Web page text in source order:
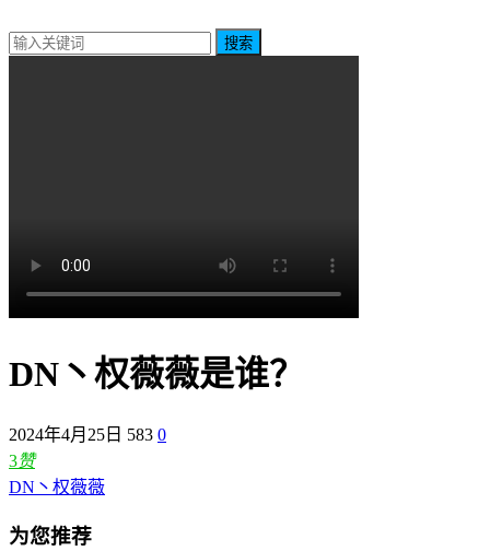
搜索
DN丶权薇薇是谁？
2024年4月25日 583 0
3赞
DN丶权薇薇
为您推荐